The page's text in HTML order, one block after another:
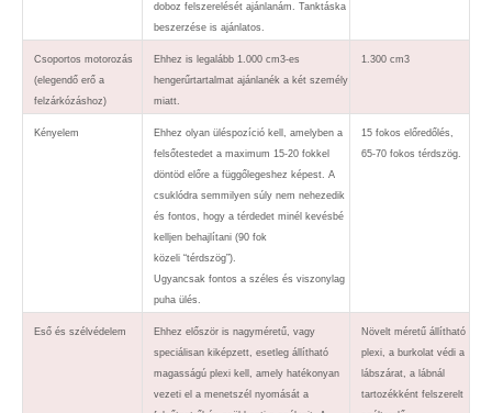
doboz felszerelését ajánlanám. Tanktáska
beszerzése is ajánlatos.
Csoportos motorozás
(elegendő erő a
felzárkózáshoz)
Ehhez is legalább 1.000 cm3-es
hengerűrtartalmat ajánlanék a két személy
miatt.
1.300 cm3
Kényelem
Ehhez olyan üléspozíció kell, amelyben a
felsőtestedet a maximum 15-20 fokkel
döntöd előre a függőlegeshez képest. A
csuklódra semmilyen súly nem nehezedik
és fontos, hogy a térdedet minél kevésbé
kelljen behajlítani (90 fok
közeli “térdszög”).
Ugyancsak fontos a széles és viszonylag
puha ülés.
15 fokos előredőlés,
65-70 fokos térdszög.
Eső és szélvédelem
Ehhez először is nagyméretű, vagy
speciálisan kiképzett, esetleg állítható
magasságú plexi kell, amely hatékonyan
vezeti el a menetszél nyomását a
Növelt méretű állítható
plexi, a burkolat védi a
lábszárat, a lábnál
tartozékként felszerelt